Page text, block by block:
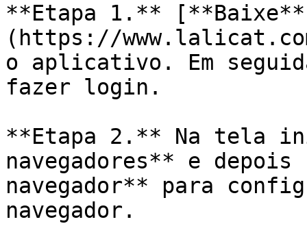
**Etapa 1.**
(https://
o aplicativo. Em
fazer login.
**Etapa 2.** Na tela
navegadores** e
navegador** para
navegador.